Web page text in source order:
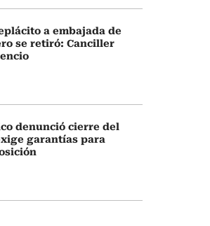
a embajada de
se retiró: Canciller
denunció cierre del
garantías para